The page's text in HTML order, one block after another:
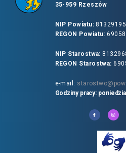
35-959 Rzeszów
NIP Powiatu:
REGON Powiatu:
NIP Starostwa:
REGON Starostwa:
e-mail:
Godziny pracy: